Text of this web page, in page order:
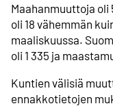
Maahanmuuttoja oli
oli 18 vähemmän
maaliskuussa.
oli 1 335 ja
Kuntien välisiä
ennakkotietojen